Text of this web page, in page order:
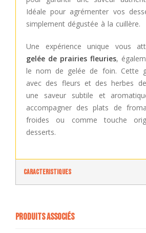
Idéale pour agrémenter vos
simplement dégustée à la cuillère.
Une expérience unique vous
gelée de prairies fleuries,
le nom de gelée de foin. Cette
avec des fleurs et des herbes
une saveur subtile et
accompagner des plats de
froides ou comme touche
desserts.
Caracteristiques
Produits associés